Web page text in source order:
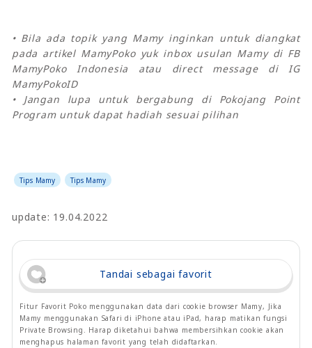
• Bila ada topik yang Mamy inginkan untuk diangkat
pada artikel MamyPoko yuk inbox usulan Mamy di FB
MamyPoko Indonesia atau direct message di IG
MamyPokoID
• Jangan lupa untuk bergabung di Pokojang Point
Program untuk dapat hadiah sesuai pilihan
Tips Mamy Tips Mamy
update: 19.04.2022
Tandai sebagai favorit
Fitur Favorit Poko menggunakan data dari cookie browser Mamy, Jika
Mamy menggunakan Safari di iPhone atau iPad, harap matikan fungsi
Private Browsing. Harap diketahui bahwa membersihkan cookie akan
menghapus halaman favorit yang telah didaftarkan.